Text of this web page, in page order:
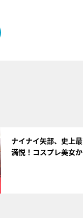
ナイナイ矢部、史上
満悦！コスプレ美女